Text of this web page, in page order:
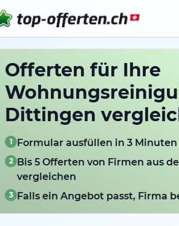
Offerten für Ihre
Dittingen
1 Formular ausfüllen in 3 Minuten
2 Bis 5 Offerten von Firmen aus
vergleichen
3 Falls ein Angebot passt, Firma